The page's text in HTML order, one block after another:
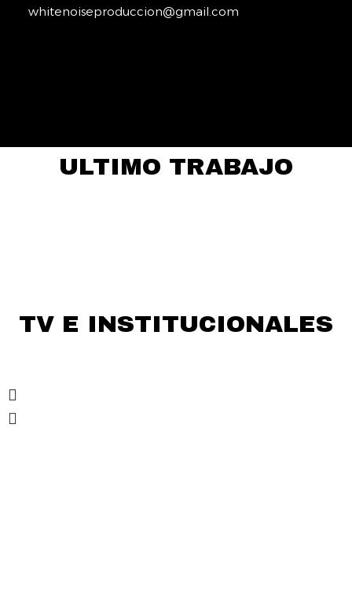
whitenoiseproduccion@gmail.com
ULTIMO TRABAJO
TV E INSTITUCIONALES